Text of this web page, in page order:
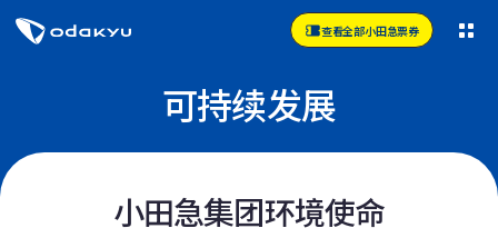
查看全部小田急票券
可持续发展
小田急集团环境使命